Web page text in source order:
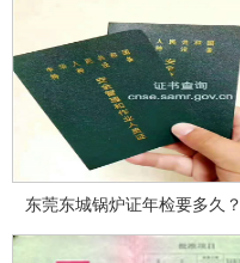
东莞东城锅炉证年检要多久？